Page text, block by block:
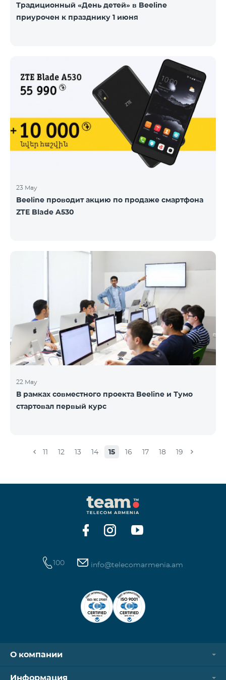
Традиционный «День детей» в Beeline
приурочен к празднику 1 июня
23 May
Beeline проводит акцию по продаже смартфона
ZTE Blade A530
22 May
В рамках совместного проекта Beeline и Тумо
стартовал первый курс
11 12 13 14 15 16 17 18 19
100 info@telecomarmenia.am
О компании
Информация